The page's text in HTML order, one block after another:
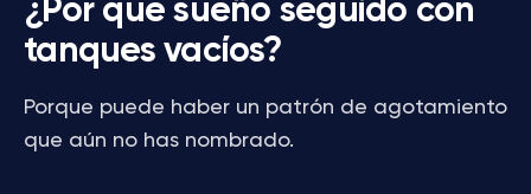
¿Por qué sueño seguido con
tanques vacíos?
Porque puede haber un patrón de agotamiento
que aún no has nombrado.